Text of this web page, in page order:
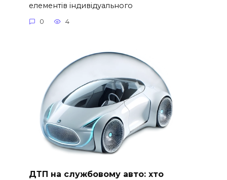
елементів індивідуального
0 4
ДТП на службовому авто: хто